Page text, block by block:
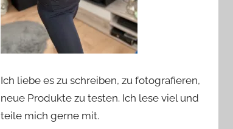
Ich liebe es zu schreiben, zu fotografieren,
neue Produkte zu testen. Ich lese viel und
teile mich gerne mit.